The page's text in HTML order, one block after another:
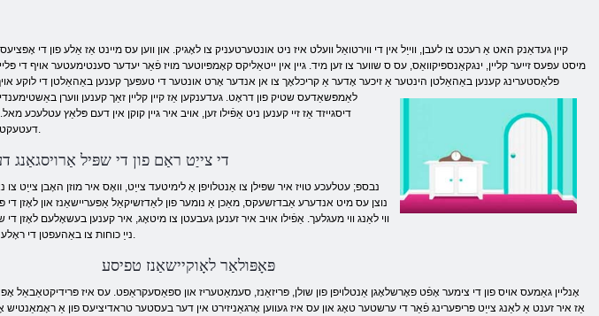
קיין געדאַנק האט אַ רעכט צו לעבן, ווייַל אין די ווירטואַל וועלט איז ניט אונטערטעניק צו לאָגיק. און ווען עס מיינט אַז אַלע פון ​​די
מיסט עפּעס זייער קליין, ינגקאַנספּיקוואַס, עס ס שווער צו זען מיד. גיין אין ייטאַליקס קאָמפּיוטער מויז פֿאַר יעדער סענטימעטער אויף די
פּלאַסטערינג קענען באַהאַלטן הינטער אַ זיכער אָדער אַ קריכלאָך צו אן אנדער אָרט אונטער די טעפּעך קענען באַהאַלטן די לוקע
לאַמפּשאַדעס שטיק פון דראָט. געדענקען אַז קיין קליין זאַך קענען ווערן
דיסגייזד אַז זיי קענען ניט אַפֿילו זען, אויב איר גיין קוקן אין דעם פּלאַץ עטלעכע
דעטעקטיווע, ווייַל עס איז משפּיע דיין אָנטייל אין דער שפּיל.
די צייַט ראַם פון די שפּיל אַרויסגאַנג
נוצן עס מיט אנדערע אַבדזשעקס, מאַכן אַ נומער פון לאַדזשיקאַל אַפּעריישאַנז און לאָזן די
ווי לאַנג ווי מעגלעך. אַפֿילו אויב איר זענען געבעטן צו מיטאָג, איר קענען בעשאָלעם לאָזן די
צו איר C נייַ כוחות צו באַהעפטן די ראָלע פֿון דער מאָמענט אין וואָס ינטעראַפּטיד.
פּאָפּולאַר לאָוקיישאַנז טפיסע
אָנליין גאַמעס אויס פון די צימער אָפֿט פאָרשלאָגן אַנטלויפן פון שולן, פּריזאַנז, סעמאַטעריז און ספּאַסעקראַפט. עס איז פּרידיקטאַבאַל
אַז איר זענט אַ לאַנג צייַט פּריפּערינג פֿאַר די ערשטער טאָג און עס איז געווען אָרגאַניזירט אין דער בעסטער טראדיציעס פון אַ ראָמאַנטיש